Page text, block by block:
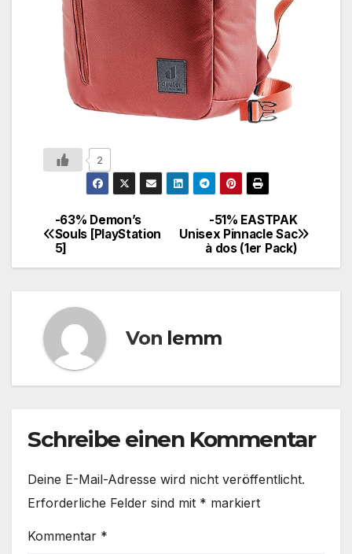
2
-51% EASTPAK
Unisex Pinnacle Sac
à dos (1er Pack)
-63% Demon’s
Souls [PlayStation
5]
Von lemm
Schreibe einen Kommentar
Deine E-Mail-Adresse wird nicht veröffentlicht.
Erforderliche Felder sind mit * markiert
Kommentar *